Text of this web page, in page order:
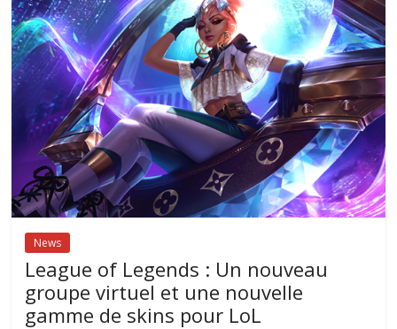
News
League of Legends : Un nouveau
groupe virtuel et une nouvelle
gamme de skins pour LoL